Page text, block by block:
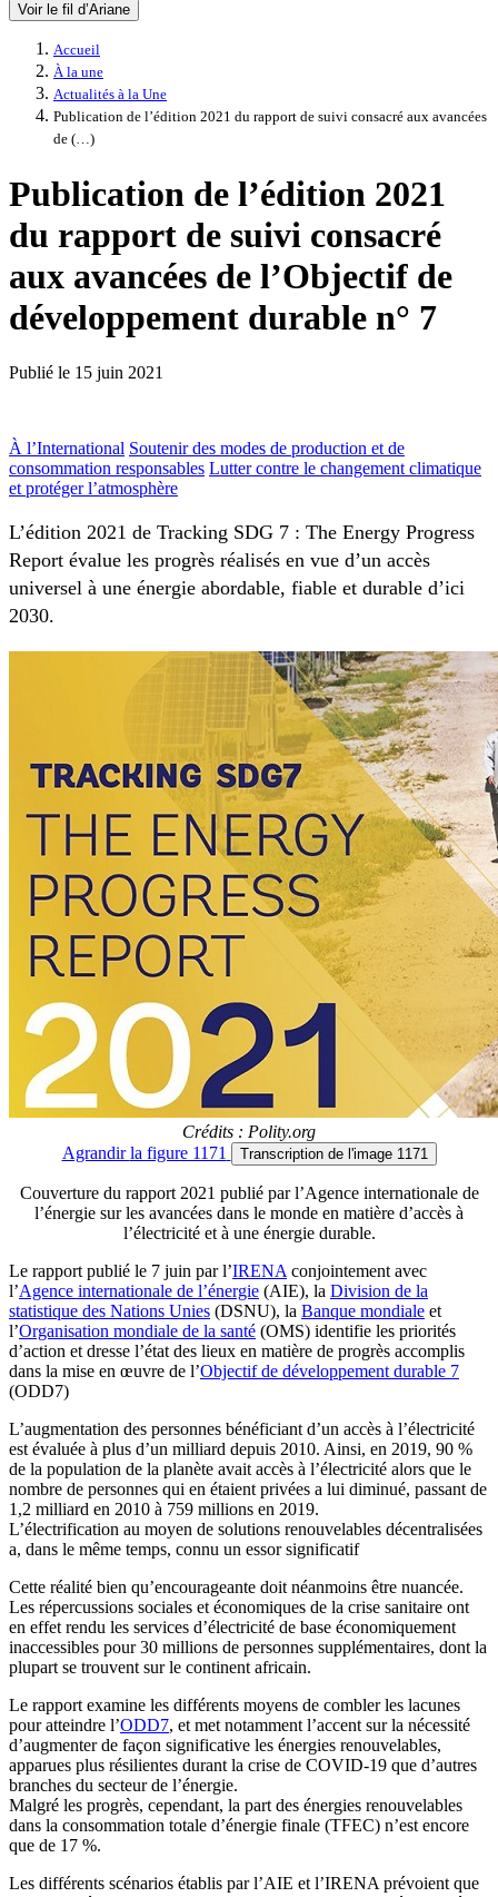
Voir le fil d’Ariane
Accueil
À la une
Actualités à la Une
Publication de l’édition 2021 du rapport de suivi consacré aux avancées
de (…)
Publication de l’édition 2021
du rapport de suivi consacré
aux avancées de l’Objectif de
développement durable n° 7
Publié le 15 juin 2021
À l’International Soutenir des modes de production et de
consommation responsables Lutter contre le changement climatique
et protéger l’atmosphère
L’édition 2021 de Tracking SDG 7 : The Energy Progress
Report évalue les progrès réalisés en vue d’un accès
universel à une énergie abordable, fiable et durable d’ici
2030.
Crédits : Polity.org
Agrandirla figure 1171 Transcription de l'image 1171
Couverture du rapport 2021 publié par l’Agence internationale de
l’énergie sur les avancées dans le monde en matière d’accès à
l’électricité et à une énergie durable.
Le rapport publié le 7 juin par l’IRENA conjointement avec
l’Agence internationale de l’énergie (AIE), la Division de la
statistique des Nations Unies (DSNU), la Banque mondiale et
l’Organisation mondiale de la santé (OMS) identifie les priorités
d’action et dresse l’état des lieux en matière de progrès accomplis
dans la mise en œuvre de l’Objectif de développement durable 7
(ODD7)
L’augmentation des personnes bénéficiant d’un accès à l’électricité
est évaluée à plus d’un milliard depuis 2010. Ainsi, en 2019, 90 %
de la population de la planète avait accès à l’électricité alors que le
nombre de personnes qui en étaient privées a lui diminué, passant de
1,2 milliard en 2010 à 759 millions en 2019.
L’électrification au moyen de solutions renouvelables décentralisées
a, dans le même temps, connu un essor significatif
Cette réalité bien qu’encourageante doit néanmoins être nuancée.
Les répercussions sociales et économiques de la crise sanitaire ont
en effet rendu les services d’électricité de base économiquement
inaccessibles pour 30 millions de personnes supplémentaires, dont la
plupart se trouvent sur le continent africain.
Le rapport examine les différents moyens de combler les lacunes
pour atteindre l’ODD7, et met notamment l’accent sur la nécessité
d’augmenter de façon significative les énergies renouvelables,
apparues plus résilientes durant la crise de COVID-19 que d’autres
branches du secteur de l’énergie.
Malgré les progrès, cependant, la part des énergies renouvelables
dans la consommation totale d’énergie finale (TFEC) n’est encore
que de 17 %.
Les différents scénarios établis par l’AIE et l’IRENA prévoient que